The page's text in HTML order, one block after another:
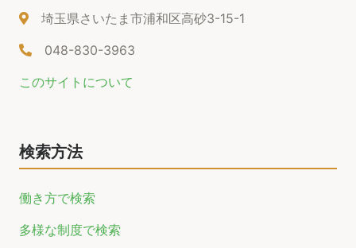
埼玉県さいたま市浦和区高砂3-15-1
048-830-3963
このサイトについて
検索方法
働き方で検索
多様な制度で検索